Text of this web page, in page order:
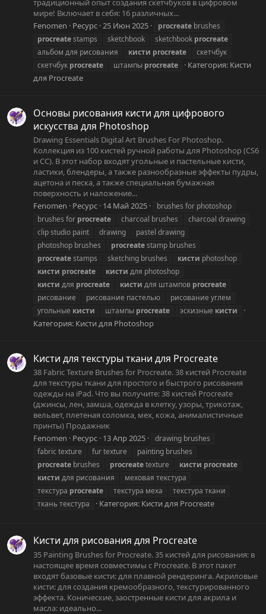
традиционный опыт создания скетчбуков в цифровом
мире! Включает в себя: 16 различных...
Fenomen
Ресурс 25 Июн 2025 procreate brushes
procreatestamps sketchbook sketchbook procreate
альбом для рисования
кисти procreate
скетчбук
скетчбук procreate штампы procreate Категория: Кисти
для Procreate
Основы рисования кисти для цифрового
искусства для Photoshop
Drawing Essentials Digital Art Brushes For Photoshop.
Коллекция из 100 кистей ручной работы для Photoshop (CS6
и CC). В этот набор входят угольные и пастельные кисти,
ластики, блендеры, а также разнообразные эффекты пудры,
ацетона и песка, а также специальная бумажная
поверхность и наложение...
Fenomen
Ресурс 14 Май 2025
brushes for photoshop
brushes for procreate charcoal brushes
charcoal drawing
clip studio paint
drawing
pastel drawing
photoshop brushes
procreatestamp brushes
procreatestamps sketching brushes кисти photoshop
кисти procreate кисти для photoshop
кисти для procreate кисти для штампов procreate
рисование
рисование пастелью
рисование углем
угольные кисти штампы procreate эскизные кисти
Категория: Кисти для Photoshop
Кисти для текстуры ткани для Procreate
38 Fabric Texture Brushes for Procreate. 38 кистей Procreate
для текстуры ткани для простого и быстрого рисования
одежды на iPad. Что вы получите: 38 кистей Procreate
(джинсы, лен, замша, одежда в клетку, узоры, трикотаж,
вельвет, плетеная соломка, мех, кожа, анималистичные
принты) Продажник
Fenomen
Ресурс 13 Апр 2025
drawing brushes
fabric texture
fur texture
painting brushes
procreate brushes procreatetexture кисти procreate
кисти для рисования
меховая текстура
текстура procreate текстура меха
текстура ткани
ткань текстура
Категория: Кисти для Procreate
Кисти для рисования для Procreate
35 Painting Brushes for Procreate. 35 кистей для рисования: в
настоящее время совместимы с Procreate. В этот пакет
входят базовые кисти: для плавной рендеринга. Акриловые
кисти: для создания кремообразного, текстурированного
эффекта. Конические, заостренные кисти для акрила и
масла: идеально...